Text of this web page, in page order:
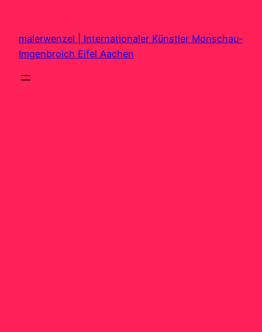
springen
malerwenzel | Internationaler Künstler Monschau-
Imgenbroich Eifel Aachen